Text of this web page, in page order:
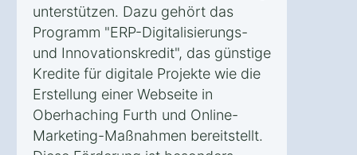
unterstützen. Dazu gehört das
Programm "ERP-Digitalisierungs-
und Innovationskredit", das günstige
Kredite für digitale Projekte wie die
Erstellung einer Webseite in
Oberhaching Furth und Online-
Marketing-Maßnahmen bereitstellt.